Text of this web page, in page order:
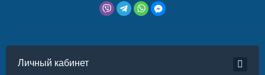
Личный кабинет